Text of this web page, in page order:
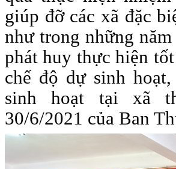
giúp đỡ các xã đặc
như trong những
phát huy thực hiện
chế độ dự sinh
sinh hoạt tại xã
30/6/2021 của Ban